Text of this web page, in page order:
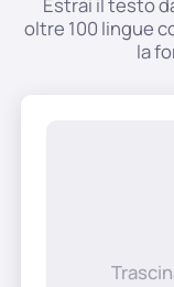
Rimozione
Creatore di
Estrai il testo
oltre 100 lingue
la